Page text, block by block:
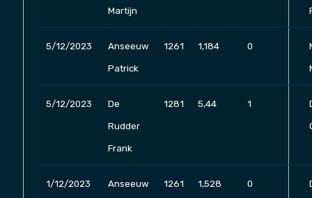
Martijn
5/12/2023 Anseeuw
Patrick
1261 1,184 0
5/12/2023 De
Rudder
Frank
1281 5,44 1
1/12/2023 Anseeuw 1261 1,528 0